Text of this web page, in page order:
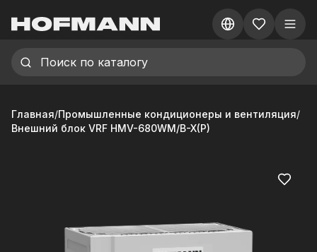
Главная/Промышленные кондиционеры и вентиляция/
Внешний блок VRF HMV-680WM/B-X(P)